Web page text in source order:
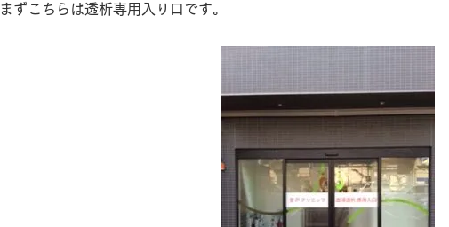
まずこちらは透析専用入り口です。